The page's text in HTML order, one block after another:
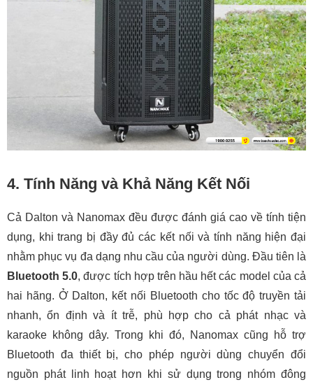
4. Tính Năng và Khả Năng Kết Nối
Cả Dalton và Nanomax đều được đánh giá cao về tính tiện
dụng, khi trang bị đầy đủ các kết nối và tính năng hiện đại
nhằm phục vụ đa dạng nhu cầu của người dùng. Đầu tiên là
Bluetooth 5.0, được tích hợp trên hầu hết các model của cả
hai hãng. Ở Dalton, kết nối Bluetooth cho tốc độ truyền tải
nhanh, ổn định và ít trễ, phù hợp cho cả phát nhạc và
karaoke không dây. Trong khi đó, Nanomax cũng hỗ trợ
Bluetooth đa thiết bị, cho phép người dùng chuyển đổi
nguồn phát linh hoạt hơn khi sử dụng trong nhóm đông